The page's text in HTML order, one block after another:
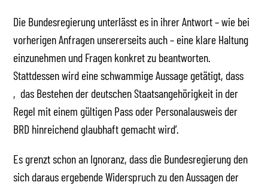
Die Bundesregierung unterlässt es in ihrer Antwort – wie bei
vorherigen Anfragen unsererseits auch – eine klare Haltung
einzunehmen und Fragen konkret zu beantworten.
Stattdessen wird eine schwammige Aussage getätigt, dass
‚das Bestehen der deutschen Staatsangehörigkeit in der
Regel mit einem gültigen Pass oder Personalausweis der
BRD hinreichend glaubhaft gemacht wird‘.
Es grenzt schon an Ignoranz, dass die Bundesregierung den
sich daraus ergebende Widerspruch zu den Aussagen der